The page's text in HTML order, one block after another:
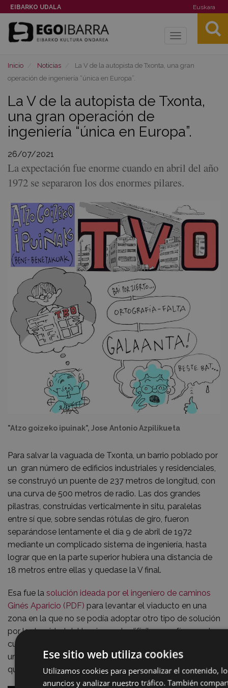
EIBARKO UDALA Euskara
Toggle
Inicio Noticias
La V de la autopista de Txonta, una gran
operación de ingeniería “única en Europa”.
La V de la autopista de Txonta,
una gran operación de
ingeniería “única en Europa”.
26/07/2021
La expectación fue enorme cuando en abril del año
1972 se separaron los dos enormes pilares.
"Atzo goizeko ipuinak", Jose Antonio Azpilikueta
Para salvar la vaguada de Txonta, un barrio poblado por
un gran número de edificios industriales y residenciales,
se construyó un puente de 237 metros de longitud, con
una curva de 500 metros de radio. Las dos grandes
pilastras, construidas verticalmente in situ, paralelas
entre sí que, sobre sendas rótulas de giro, fueron
separándose lentamente el día 9 de abril de 1972
mediante un complicado sistema de ingeniería, hasta
lograr que en la parte superior hubiera una distancia de
18 metros entre ellas y quedase la V final.
Esa fue la solución ideada por el ingeniero de caminos
Ginés Aparicio (PDF) para levantar el viaducto en una
zona en la que no se podía adoptar otro tipo de solución
por la densidad del barrio, por la difícil orografía y por la
curvatura de la autopista ante la imposibilidad de hacer
un tramo recto por los grandes movimientos de tierras
que hubiera requerido.
Ese sitio web utiliza cookies
Utilizamos cookies para personalizar el contenido,
anuncios y analizar nuestro tráfico. También